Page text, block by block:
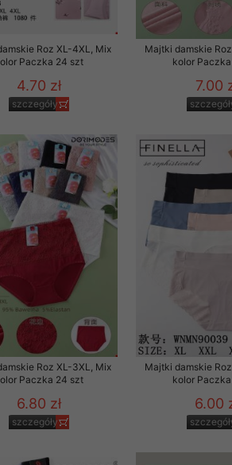
Roz XL-4XL, Mix
Paczka 24 szt
4.70 zł
szczegóły
Majtki damskie
kolor
7.00
Roz XL-3XL, Mix
Paczka 24 szt
6.80 zł
szczegóły
Majtki damskie
kolor
6.00
Klientom jedynie wówczas, gdy
Klientowi, jeżeli potwierdzi wyraźnie
newslettera o aktualnych
oferty naszego Sklepu.
się do ochrony Państwa